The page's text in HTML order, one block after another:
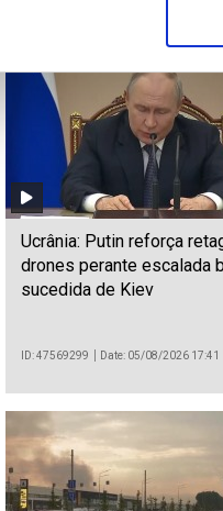
Ucrânia: Putin reforça
drones perante escalada
sucedida de Kiev
ID: 47569299 Date: 05/08/2026 17:41